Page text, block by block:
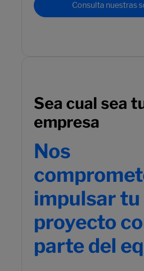
Consulta nuestras
Sea cual sea
empresa
Nos
impulsar tu
proyecto
parte del